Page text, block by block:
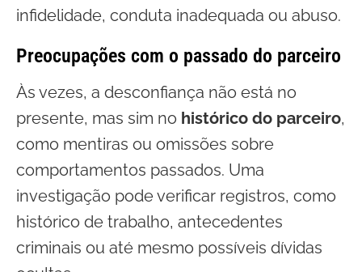
infidelidade, conduta inadequada ou abuso.
Preocupações com o passado do parceiro
Às vezes, a desconfiança não está no
presente, mas sim no histórico do parceiro,
como mentiras ou omissões sobre
comportamentos passados. Uma
investigação pode verificar registros, como
histórico de trabalho, antecedentes
criminais ou até mesmo possíveis dívidas